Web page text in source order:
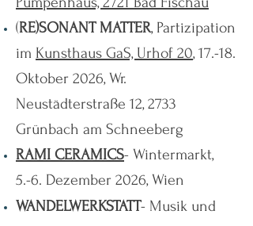
(RE)SONANT MATTER, Partizipation
im Kunsthaus GaS, Urhof 20,17.-18.
Oktober 2026, Wr.
Neustädterstraße 12, 2733
Grünbach am Schneeberg
RAMI CERAMICS- Wintermarkt,
5.-6. Dezember 2026, Wien
WANDELWERKSTATT- Musik und